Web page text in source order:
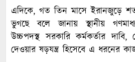
এদিকে, গত তিন মাসে ইরানজুড়ে শত
ভুগছে বলে জানায় স্থানীয়
উচ্চপদস্থ সরকারি কর্মকর্তার
দেওয়ার ষড়যন্ত্র হিসেবে এ ধরনের